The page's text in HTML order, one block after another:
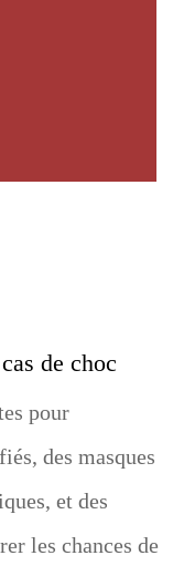
de choc
pour
des masques
et des
les chances de